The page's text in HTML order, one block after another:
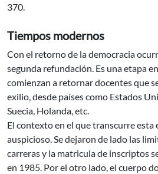
370.
Tiempos modernos
Con el retorno de la democracia
segunda refundación. Es una etapa
comienzan a retornar docentes que
exilio, desde países como Estados
Suecia, Holanda, etc.
El contexto en el que transcurre esta
auspicioso. Se dejaron de lado las
carreras y la matricula de inscriptos
en 1985. Por el otro lado, el cuerpo